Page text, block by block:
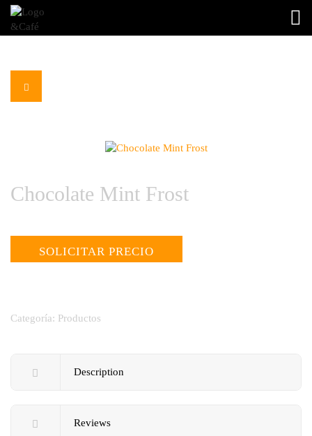
Chocolate Mint Frost
SOLICITAR PRECIO
Categoría: Productos
Description
Reviews